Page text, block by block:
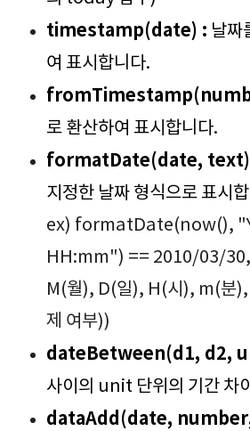
timestamp(date) : 날짜
여 표시합니다.
로 환산하여 표시합니다.
formatDate(date,
지정한 날짜 형식으로 표시
ex) formatDate(now(),
HH:mm") == 2010/03/30,
M(월), D(일), H(시), m(분
제 여부))
dateBetween(d1, d2,
사이의 unit 단위의 기간 차이
dataAdd(date,